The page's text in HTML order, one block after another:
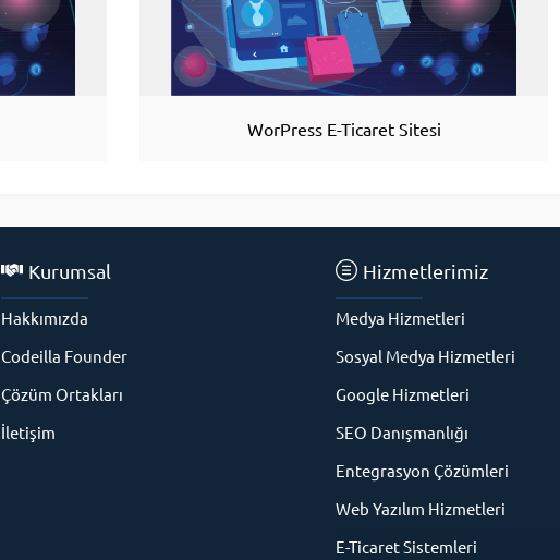
WorPress E-Ticaret Sitesi
Kurumsal
Hakkımızda
Codeilla Founder
Çözüm Ortakları
İletişim
Hizmetlerimiz
Medya Hizmetleri
Sosyal Medya Hizmetleri
Google Hizmetleri
SEO Danışmanlığı
Entegrasyon Çözümleri
Web Yazılım Hizmetleri
E-Ticaret Sistemleri